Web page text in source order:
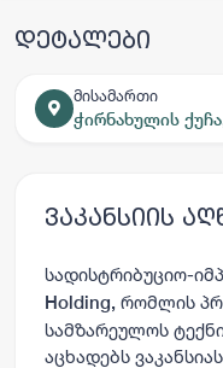
დეტალები
მისამართი
ჭირნახულის
ვაკანსიის
სადისტრიბუციო-
Holding, რომლის
სამზარეულოს
აცხადებს ვაკანსიას